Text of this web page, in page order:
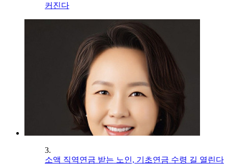
커진다
3.
소액 직역연금 받는 노인, 기초연금 수령 길 열린다